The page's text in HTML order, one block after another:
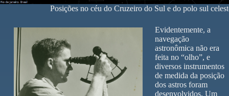
Posições no céu do Cruzeiro do Sul e do polo sul
Evidentemente, a
navegação
astronômica não era
feita no “olho”, e
diversos instrumentos
de medida da posição
dos astros foram
desenvolvidos. Um